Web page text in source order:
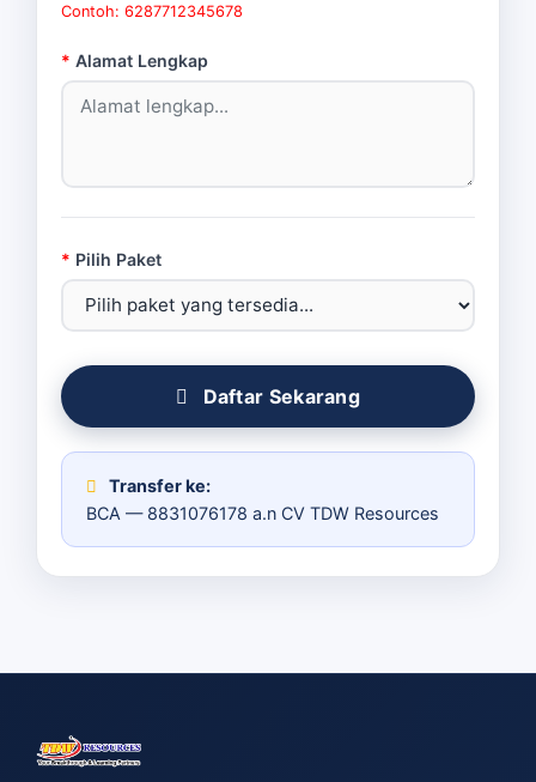
Contoh: 6287712345678
* Alamat Lengkap
* Pilih Paket
Daftar Sekarang
Transfer ke:
BCA — 8831076178 a.n CV TDW Resources